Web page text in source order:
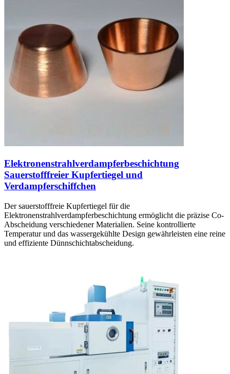
Elektronenstrahlverdampferbeschichtung
Sauerstofffreier Kupfertiegel und
Verdampferschiffchen
Der sauerstofffreie Kupfertiegel für die
Elektronenstrahlverdampferbeschichtung ermöglicht die präzise Co-
Abscheidung verschiedener Materialien. Seine kontrollierte
Temperatur und das wassergekühlte Design gewährleisten eine reine
und effiziente Dünnschichtabscheidung.